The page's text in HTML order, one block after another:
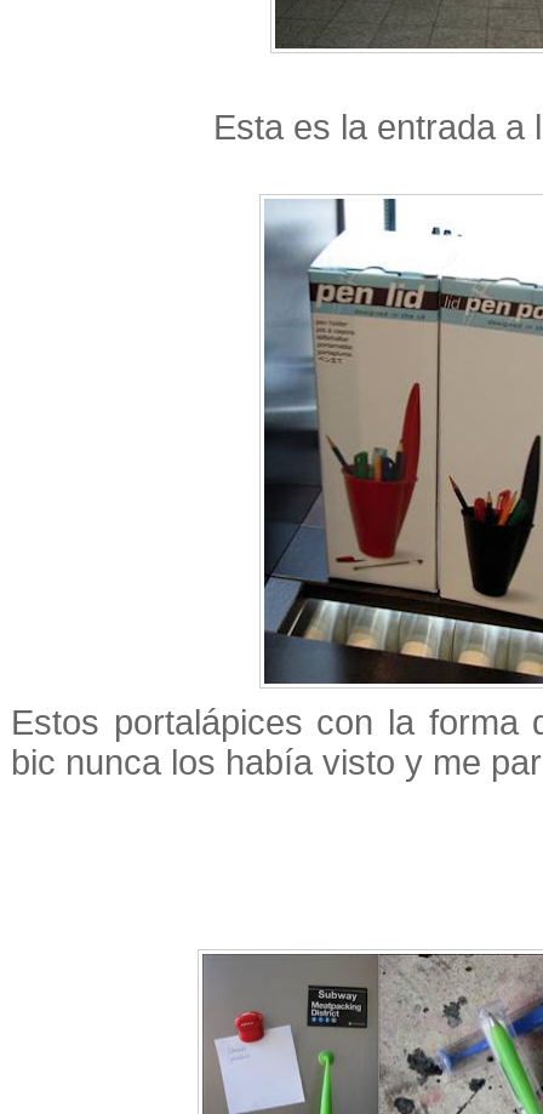
Esta es la entrada a
Estos portalápices con la forma
bic nunca los había visto y me